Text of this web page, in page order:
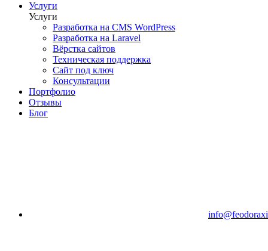
Услуги
Услуги
Разработка на CMS WordPress
Разработка на Laravel
Вёрстка сайтов
Техническая поддержка
Сайт под ключ
Консультации
Портфолио
Отзывы
Блог